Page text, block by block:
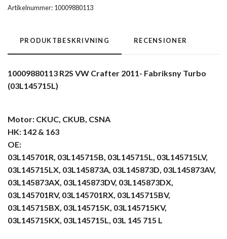
Artikelnummer: 10009880113
PRODUKTBESKRIVNING RECENSIONER
10009880113 R2S VW Crafter 2011- Fabriksny Turbo
(03L145715L)
Motor: CKUC, CKUB, CSNA
HK: 142 & 163
OE:
03L145701R, 03L145715B, 03L145715L, 03L145715LV,
03L145715LX, 03L145873A, 03L145873D, 03L145873AV,
03L145873AX, 03L145873DV, 03L145873DX,
03L145701RV, 03L145701RX, 03L145715BV,
03L145715BX, 03L145715K, 03L145715KV,
03L145715KX, 03L145715L, 03L 145 715 L